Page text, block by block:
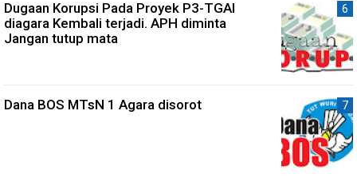
Dugaan Korupsi Pada Proyek P3-TGAI
diagara Kembali terjadi. APH diminta
Jangan tutup mata
Dana BOS MTsN 1 Agara disorot